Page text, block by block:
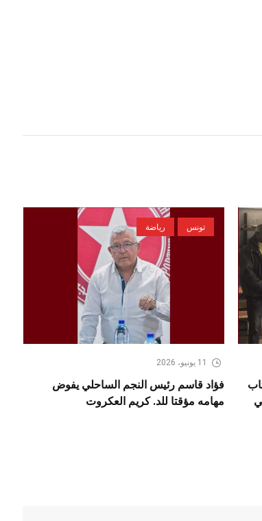
تونس رياضة
11 يونيو، 2026
فؤاد قاسم رئيس النجم الساحلي يفوض
مهامه مؤقتا للد. كريم العكروت